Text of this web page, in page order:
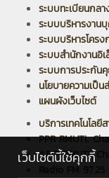
ระบบทะเบียนกลา
ระบบบริหารงาน
ระบบบริหารโครง
ระบบสำนักงานอิ
ระบบการประกั
นโยบายความเป็น
แผนผังเว็บไซต์
บริการเทคโนโลยี
PPR RMUTL
ARIT RMUTL
Radio FM 97.25
เว็บไซต์นี้ใช้คุกกี้